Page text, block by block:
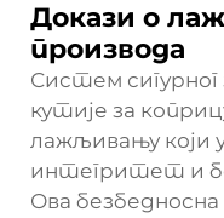
Докази о
производа
Систем
кутије за
лажљивању који
интегритет и
Ова